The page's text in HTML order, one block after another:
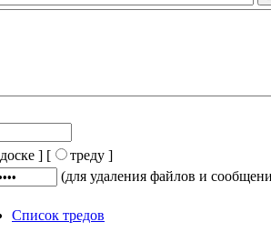
доске ] [
треду ]
(для удаления файлов и
Список тредов